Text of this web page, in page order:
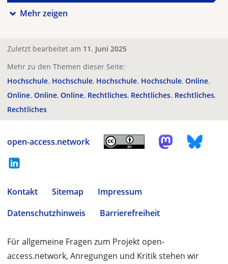
Mehr zeigen
Zuletzt bearbeitet am 11. Juni 2025
Mehr zu den Themen dieser Seite:
Hochschule Hochschule Hochschule Hochschule Online
Online Online Online Rechtliches Rechtliches Rechtliches
Rechtliches
open-access.network
Kontakt Sitemap
Impressum
Datenschutzhinweis
Barrierefreiheit
Für allgemeine Fragen zum Projekt open-
access.network, Anregungen und Kritik stehen wir